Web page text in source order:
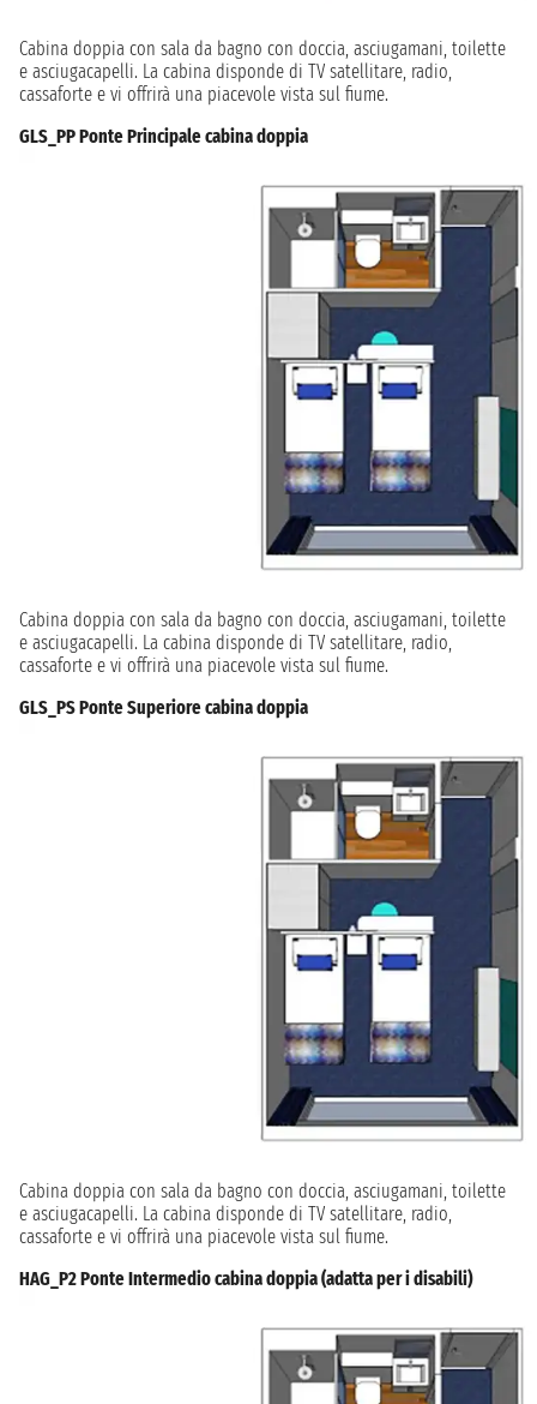
Cabina doppia con sala da bagno con doccia, asciugamani, toilette
e asciugacapelli. La cabina disponde di TV satellitare, radio,
cassaforte e vi offrirà una piacevole vista sul fiume.
GLS_PP Ponte Principale cabina doppia
Cabina doppia con sala da bagno con doccia, asciugamani, toilette
e asciugacapelli. La cabina disponde di TV satellitare, radio,
cassaforte e vi offrirà una piacevole vista sul fiume.
GLS_PS Ponte Superiore cabina doppia
Cabina doppia con sala da bagno con doccia, asciugamani, toilette
e asciugacapelli. La cabina disponde di TV satellitare, radio,
cassaforte e vi offrirà una piacevole vista sul fiume.
HAG_P2 Ponte Intermedio cabina doppia (adatta per i disabili)